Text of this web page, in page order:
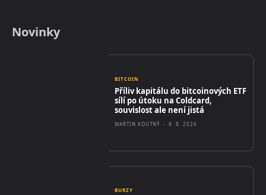
Novinky
BITCOIN
Příliv kapitálu do bitcoinových ETF
sílí po útoku na Coldcard,
souvislost ale není jistá
MARTIN KOUTNÝ - 9. 8. 2026
BURZY